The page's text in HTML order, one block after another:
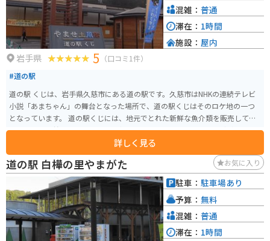
岩手県 5 （口コミ1件）
#道の駅
道の駅 くじは、岩手県久慈市にある道の駅です。久慈市はNHKの連続テレビ
小説「あまちゃん」の舞台となった場所で、道の駅くじはそのロケ地の一つ
となっています。 道の駅くじには、地元でとれた新鮮な魚介類を販売してい
るお店や、久慈市の特産品である南部鉄器を販売しているお店などがありま
す。また、レストランもあり、久慈市の郷土料理を楽しむことができます。
バイクで訪れる際は、道の駅くじには広い駐車場が併設されているので安心
です。周辺には、三陸海岸の美しい景色を楽しめるスポットがたくさんあり
ます。リアス式海岸特有の入り組んだ海岸線を走るのは、バイク好きにとっ
て最高の体験になるでしょう。 久慈市はウニの産地としても有名なので、ぜ
ひ味わってみてください。
詳しく見る
混雑： 普通
滞在： 1時間
施設： 屋内
道の駅 白樺の里やまがた お気に入り
駐車： 駐車場あり
予算： 無料
混雑： 普通
滞在： 1時間